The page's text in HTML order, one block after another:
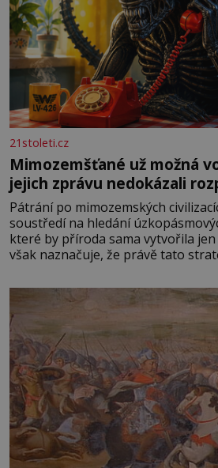
21stoleti.cz
Mimozemšťané už možná
jejich zprávu nedokázali
Pátrání po mimozemských
soustředí na hledání
které by příroda sama vytvořila
však naznačuje, že právě tato